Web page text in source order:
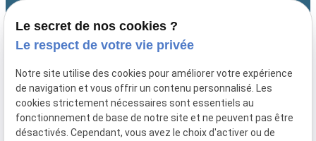
d'autres
domaines du
Plan du site
Mentions
légales
Politique de
confidentialité
Le secret de nos cookies ?
Le respect de votre vie privée
Notre site utilise des cookies pour améliorer votre expérience
de navigation et vous offrir un contenu personnalisé. Les
cookies strictement nécessaires sont essentiels au
fonctionnement de base de notre site et ne peuvent pas être
désactivés. Cependant, vous avez le choix d'activer ou de